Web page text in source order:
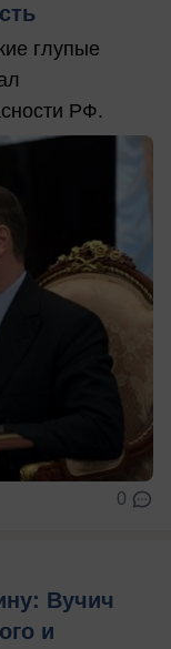
глупые
РФ.
0
Вучич
и